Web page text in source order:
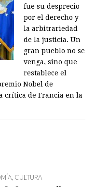
fue su desprecio
por el derecho y
la arbitrariedad
de la justicia. Un
gran pueblo no se
venga, sino que
restablece el
Nobel de
crítica de Francia en la
CULTURA